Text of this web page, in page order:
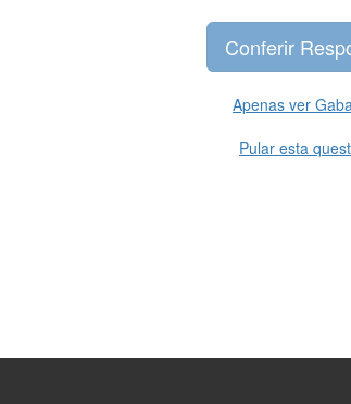
Apenas ver
Pular esta